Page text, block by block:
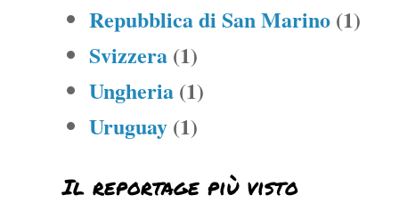
Repubblica di San Marino (1)
Svizzera (1)
Ungheria (1)
Uruguay (1)
Il reportage più visto